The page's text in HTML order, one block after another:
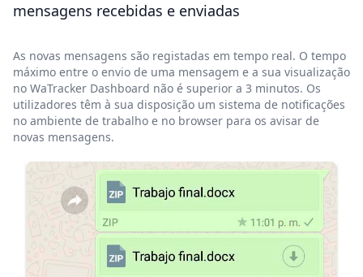
mensagens recebidas e enviadas
As novas mensagens são registadas em tempo real. O tempo
máximo entre o envio de uma mensagem e a sua visualização
no WaTracker Dashboard não é superior a 3 minutos. Os
utilizadores têm à sua disposição um sistema de notificações
no ambiente de trabalho e no browser para os avisar de
novas mensagens.